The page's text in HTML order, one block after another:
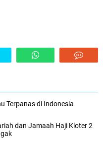
Terpanas di Indonesia
dan Jamaah Haji Kloter 2